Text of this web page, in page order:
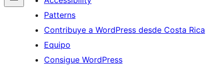
Patterns
Contribuye a WordPress desde Costa Rica
Equipo
Consigue WordPress